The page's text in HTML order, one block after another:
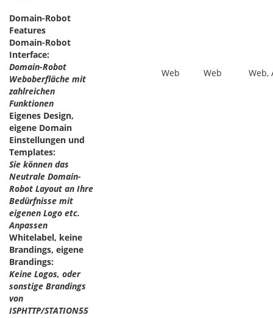
Domain-Robot
Features
Domain-Robot
Interface:
Domain-Robot
Weboberfläche mit
zahlreichen
Funktionen
Web Web Web,
Eigenes Design,
eigene Domain
Einstellungen und
Templates:
Sie können das
Neutrale Domain-
Robot Layout an Ihre
Bedürfnisse mit
eigenen Logo etc.
Anpassen
Whitelabel, keine
Brandings, eigene
Brandings:
Keine Logos, oder
sonstige Brandings
von
ISPHTTP/STATION55